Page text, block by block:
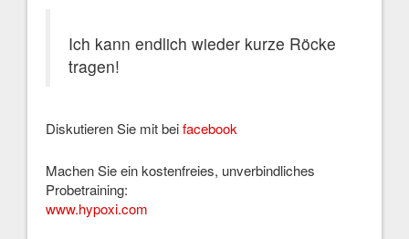
Ich kann endlich wieder kurze Röcke
tragen!
Diskutieren Sie mit beifacebook
Machen Sie ein kostenfreies, unverbindliches
Probetraining:
www.hypoxi.com